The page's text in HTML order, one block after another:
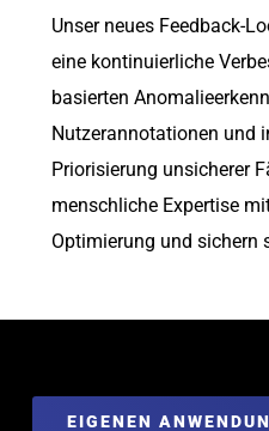
Unser neues Feedback-
eine kontinuierliche
basierten
Nutzerannotationen und
Priorisierung unsicherer
menschliche Expertise
Optimierung und sichern
EIGENEN